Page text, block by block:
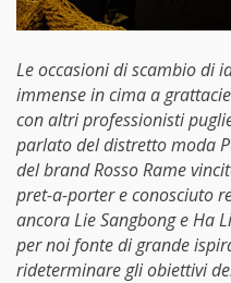
Le occasioni di scambio di
immense in cima a
con altri professionisti
parlato del distretto moda
del brand Rosso Rame
pret-a-porter e conosciuto
ancora Lie Sangbong e Ha
per noi fonte di grande
rideterminare gli obiettivi